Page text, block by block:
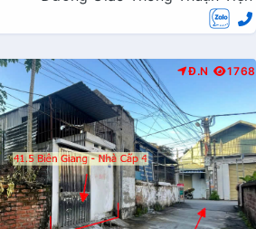
Đ.N 1768